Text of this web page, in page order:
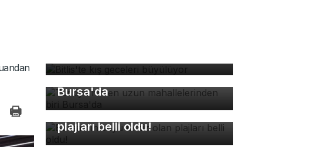
Türkiye'nin en uzun
mahallelerinden biri
Bursa'da
Bursa'nın suyu temiz olan
plajları belli oldu!